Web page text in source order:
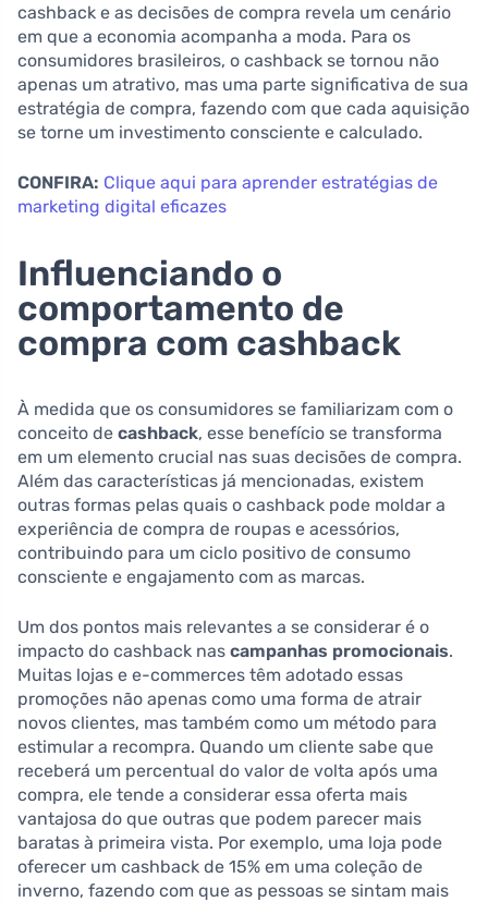
cashback e as decisões de compra revela um cenário
em que a economia acompanha a moda. Para os
consumidores brasileiros, o cashback se tornou não
apenas um atrativo, mas uma parte significativa de sua
estratégia de compra, fazendo com que cada aquisição
se torne um investimento consciente e calculado.
CONFIRA: Clique aqui para aprender estratégias de
marketing digital eficazes
Influenciando o
comportamento de
compra com cashback
À medida que os consumidores se familiarizam com o
conceito de cashback, esse benefício se transforma
em um elemento crucial nas suas decisões de compra.
Além das características já mencionadas, existem
outras formas pelas quais o cashback pode moldar a
experiência de compra de roupas e acessórios,
contribuindo para um ciclo positivo de consumo
consciente e engajamento com as marcas.
Um dos pontos mais relevantes a se considerar é o
impacto do cashback nas campanhas promocionais.
Muitas lojas e e-commerces têm adotado essas
promoções não apenas como uma forma de atrair
novos clientes, mas também como um método para
estimular a recompra. Quando um cliente sabe que
receberá um percentual do valor de volta após uma
compra, ele tende a considerar essa oferta mais
vantajosa do que outras que podem parecer mais
baratas à primeira vista. Por exemplo, uma loja pode
oferecer um cashback de 15% em uma coleção de
inverno, fazendo com que as pessoas se sintam mais